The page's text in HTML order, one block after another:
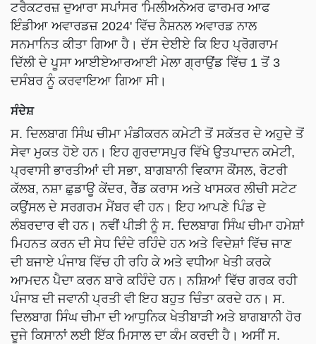
ਟਰੈਕਟਰਜ਼ ਦੁਆਰਾ ਸਪਾਂਸਰ 'ਮਿਲੀਅਨੇਅਰ ਫਾਰਮਰ ਆਫ
ਇੰਡੀਆ ਅਵਾਰਡਜ਼ 2024' ਵਿੱਚ ਨੈਸ਼ਨਲ ਅਵਾਰਡ ਨਾਲ
ਸਨਮਾਨਿਤ ਕੀਤਾ ਗਿਆ ਹੈ। ਦੱਸ ਦੇਈਏ ਕਿ ਇਹ ਪ੍ਰੋਗਰਾਮ
ਦਿੱਲੀ ਦੇ ਪੂਸਾ ਆਈਏਆਰਆਈ ਮੇਲਾ ਗ੍ਰਾਉਂਡ ਵਿੱਚ 1 ਤੋਂ 3
ਦਸੰਬਰ ਨੂੰ ਕਰਵਾਇਆ ਗਿਆ ਸੀ।
ਸੰਦੇਸ਼
ਸ. ਦਿਲਬਾਗ ਸਿੰਘ ਚੀਮਾ ਮੰਡੀਕਰਨ ਕਮੇਟੀ ਤੋਂ ਸਕੱਤਰ ਦੇ ਅਹੁਦੇ ਤੋਂ
ਸੇਵਾ ਮੁਕਤ ਹੋਏ ਹਨ। ਇਹ ਗੁਰਦਾਸਪੁਰ ਵਿੱਖੇ ਉਤਪਾਦਨ ਕਮੇਟੀ,
ਪ੍ਰਵਾਸੀ ਭਾਰਤੀਆਂ ਦੀ ਸਭਾ, ਬਾਗਬਾਨੀ ਵਿਕਾਸ ਕੌਂਸਲ, ਰੋਟਰੀ
ਕੱਲਬ, ਨਸ਼ਾ ਛੁਡਾਊ ਕੇਂਦਰ, ਰੈੱਡ ਕਰਾਸ ਅਤੇ ਖਾਸਕਰ ਲੀਚੀ ਸਟੇਟ
ਕਉਂਸਲ ਦੇ ਸਰਗਰਮ ਮੈਂਬਰ ਵੀ ਹਨ। ਇਹ ਆਪਣੇ ਪਿੰਡ ਦੇ
ਲੰਬਰਦਾਰ ਵੀ ਹਨ। ਨਵੀਂ ਪੀੜੀ ਨੂੰ ਸ. ਦਿਲਬਾਗ ਸਿੰਘ ਚੀਮਾ ਹਮੇਸ਼ਾਂ
ਮਿਹਨਤ ਕਰਨ ਦੀ ਸੇਧ ਦਿੰਦੇ ਰਹਿੰਦੇ ਹਨ ਅਤੇ ਵਿਦੇਸ਼ਾਂ ਵਿੱਚ ਜਾਣ
ਦੀ ਬਜਾਏ ਪੰਜਾਬ ਵਿੱਚ ਹੀ ਰਹਿ ਕੇ ਅਤੇ ਵਧੀਆ ਖੇਤੀ ਕਰਕੇ
ਆਮਦਨ ਪੈਦਾ ਕਰਨ ਬਾਰੇ ਕਹਿੰਦੇ ਹਨ। ਨਸ਼ਿਆਂ ਵਿੱਚ ਗਰਕ ਰਹੀ
ਪੰਜਾਬ ਦੀ ਜਵਾਨੀ ਪ੍ਰਤੀ ਵੀ ਇਹ ਬਹੁਤ ਚਿੰਤਾ ਕਰਦੇ ਹਨ। ਸ.
ਦਿਲਬਾਗ ਸਿੰਘ ਚੀਮਾ ਦੀ ਆਧੁਨਿਕ ਖੇਤੀਬਾੜੀ ਅਤੇ ਬਾਗਬਾਨੀ ਹੋਰ
ਦੂਜੇ ਕਿਸਾਨਾਂ ਲਈ ਇੱਕ ਮਿਸਾਲ ਦਾ ਕੰਮ ਕਰਦੀ ਹੈ। ਅਸੀਂ ਸ.